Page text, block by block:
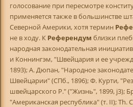
голосование при пересмотре
применяется также в большинстве
Северной Америки, хотя термин
не в ходу. К Референдум близки
народная законодательная
и Коннингэм, "Швейцария и ее
1893); А. Дюпан, "Народное
Швейцарии" (СПб., 1896); Ф. Курти,
швейцарского Р." ("Жизнь", 1899, ј3);
"Американская республика" (т. II); Th.